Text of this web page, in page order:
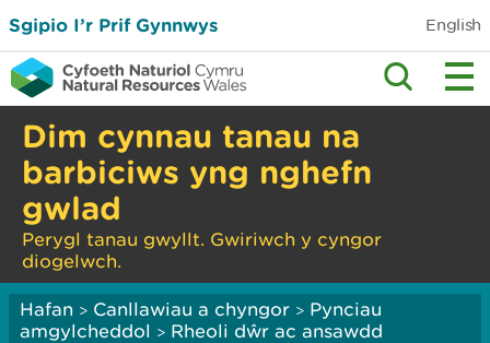
Sgipio I’r Prif Gynnwys English
Dim cynnau tanau na
barbiciws yng nghefn
gwlad
Perygl tanau gwyllt. Gwiriwch y cyngor
diogelwch.
Hafan > Canllawiau a chyngor > Pynciau
amgylcheddol > Rheoli dŵr ac ansawdd